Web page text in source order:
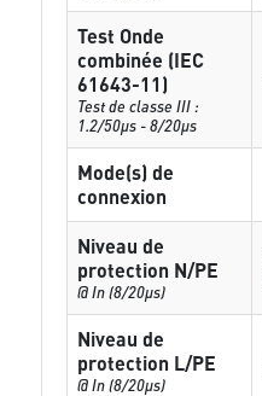
Test Onde
combinée (IEC
61643-11)
Test de classe III :
1.2/50µs - 8/20µs
Mode(s) de
connexion
Niveau de
protection N/PE
@ In (8/20µs)
Niveau de
protection L/PE
@ In (8/20µs)